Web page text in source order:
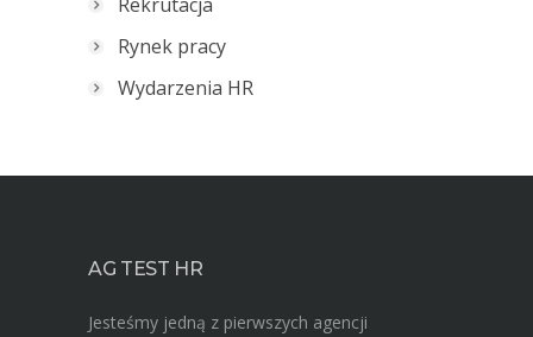
Rynek pracy
Wydarzenia HR
AG TEST HR
Jesteśmy jedną z pierwszych agencji